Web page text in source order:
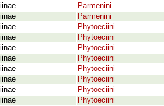
Parmenini
Parmenini
Phytoeciini
Phytoeciini
Phytoeciini
Phytoeciini
Phytoeciini
Phytoeciini
Phytoeciini
Phytoeciini